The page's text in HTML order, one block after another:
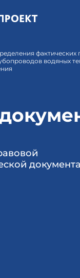
фактических
водяных